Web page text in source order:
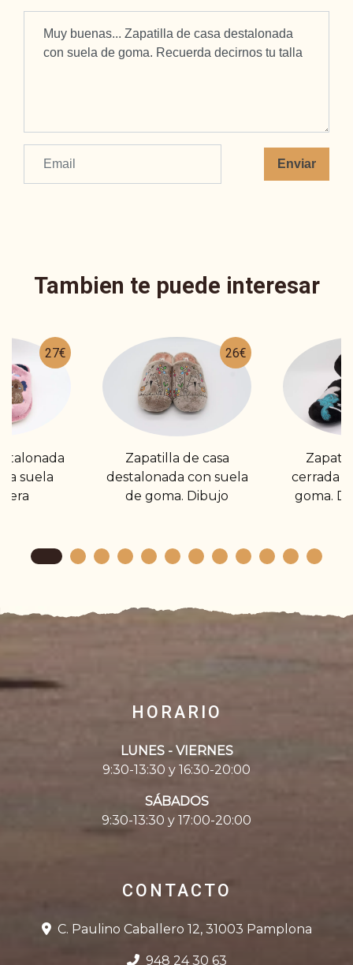
Enviar
Tambien te puede interesar
27€
suela
26€
Zapatilla de casa
destalonada con suela
de goma. Dibujo
cerrada
goma.
HORARIO
LUNES - VIERNES
9:30-13:30 y 16:30-20:00
SÁBADOS
9:30-13:30 y 17:00-20:00
CONTACTO
C. Paulino Caballero 12, 31003 Pamplona
948 24 30 63